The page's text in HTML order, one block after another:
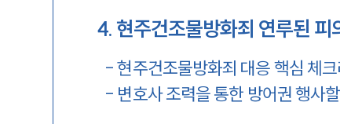
4. 현주건조물방화죄 연루된
-현주건조물방화죄 대응 핵심 체
- 변호사 조력을 통한 방어권 행사